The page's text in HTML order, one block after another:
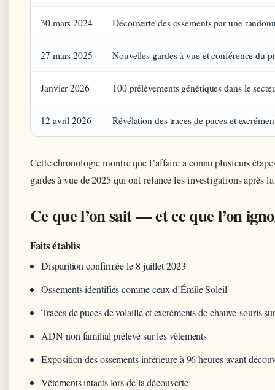
30 mars 2024 Découverte des ossements par une
27 mars 2025 Nouvelles gardes à vue et conférence du
Janvier 2026 100 prélèvements génétiques dans le
12 avril 2026 Révélation des traces de puces et
Cette chronologie montre que l’affaire a connu plusieurs
gardes à vue de 2025 qui ont relancé les investigations après
Ce que l’on sait — et ce que l’on
Faits établis
Disparition confirmée le 8 juillet 2023
Ossements identifiés comme ceux d’Émile Soleil
Traces de puces de volaille et excréments de chauve-souris
ADN non familial prélevé sur les vêtements
Exposition des ossements inférieure à 96 heures avant
Vêtements intacts lors de la découverte